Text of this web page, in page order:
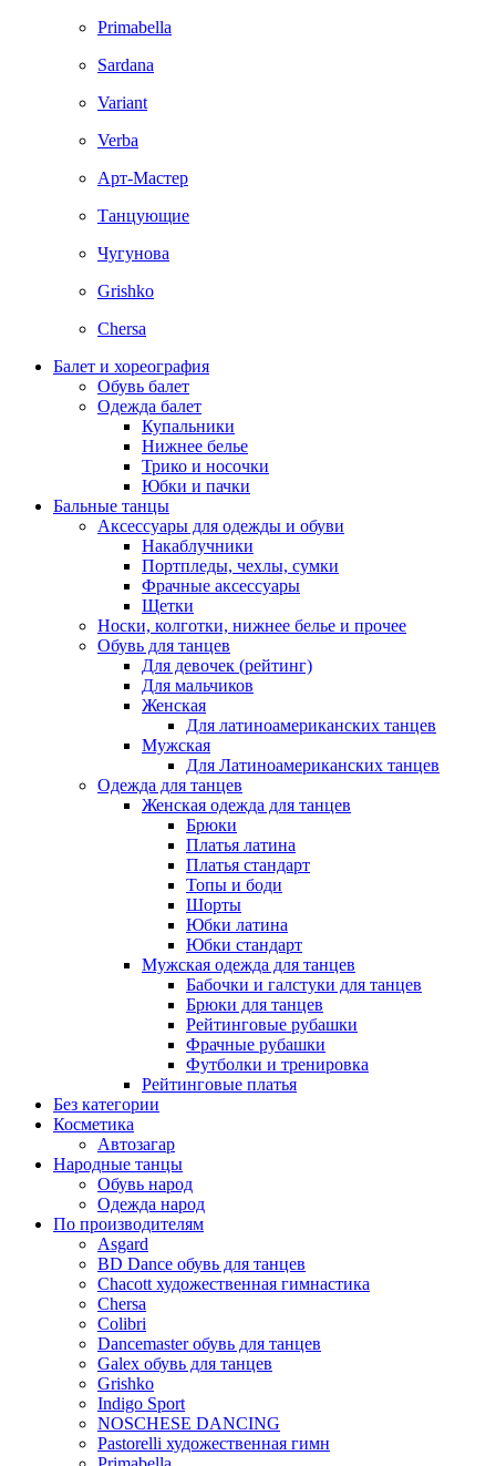
Primabella
Sardana
Variant
Verba
Арт-Мастер
Танцующие
Чугунова
Grishko
Chersa
Балет и хореография
Обувь балет
Одежда балет
Купальники
Нижнее белье
Трико и носочки
Юбки и пачки
Бальные танцы
Аксессуары для одежды и обуви
Накаблучники
Портпледы, чехлы, сумки
Фрачные аксессуары
Щетки
Носки, колготки, нижнее белье и прочее
Обувь для танцев
Для девочек (рейтинг)
Для мальчиков
Женская
Для латиноамериканских танцев
Мужская
Для Латиноамериканских танцев
Одежда для танцев
Женская одежда для танцев
Брюки
Платья латина
Платья стандарт
Топы и боди
Шорты
Юбки латина
Юбки стандарт
Мужская одежда для танцев
Бабочки и галстуки для танцев
Брюки для танцев
Рейтинговые рубашки
Фрачные рубашки
Футболки и тренировка
Рейтинговые платья
Без категории
Косметика
Автозагар
Народные танцы
Обувь народ
Одежда народ
По производителям
Asgard
BD Dance обувь для танцев
Chacott художественная гимнастика
Chersa
Colibri
Dancemaster обувь для танцев
Galex обувь для танцев
Grishko
Indigo Sport
NOSCHESE DANCING
Pastorelli художественная гимн